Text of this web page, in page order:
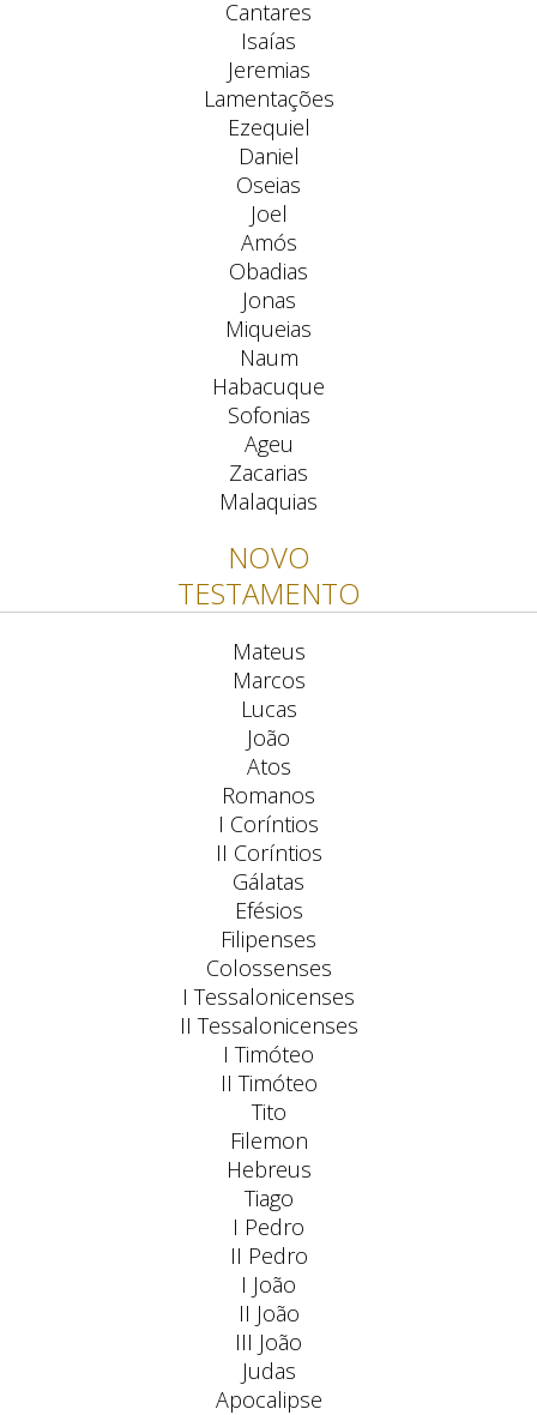
Cantares
Isaías
Jeremias
Lamentações
Ezequiel
Daniel
Oseias
Joel
Amós
Obadias
Jonas
Miqueias
Naum
Habacuque
Sofonias
Ageu
Zacarias
Malaquias
NOVO
TESTAMENTO
Mateus
Marcos
Lucas
João
Atos
Romanos
I Coríntios
II Coríntios
Gálatas
Efésios
Filipenses
Colossenses
I Tessalonicenses
II Tessalonicenses
I Timóteo
II Timóteo
Tito
Filemon
Hebreus
Tiago
I Pedro
II Pedro
I João
II João
III João
Judas
Apocalipse